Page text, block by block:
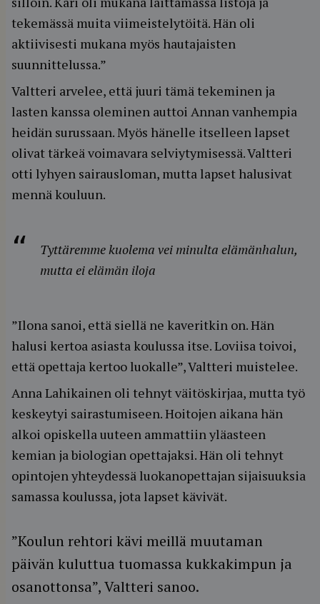
tekemässä muita viimeistelytöitä. Hän oli
aktiivisesti mukana myös hautajaisten
suunnittelussa.”
Valtteri arvelee, että juuri tämä tekeminen ja
lasten kanssa oleminen auttoi Annan vanhempia
heidän surussaan. Myös hänelle itselleen lapset
olivat tärkeä voimavara selviytymisessä. Valtteri
otti lyhyen sairausloman, mutta lapset halusivat
mennä kouluun.
Tyttäremme kuolema vei minulta elämänhalun,
mutta ei elämän iloja
”Ilona sanoi, että siellä ne kaveritkin on. Hän
halusi kertoa asiasta koulussa itse. Loviisa toivoi,
että opettaja kertoo luokalle”, Valtteri muistelee.
Anna Lahikainen oli tehnyt väitöskirjaa, mutta työ
keskeytyi sairastumiseen. Hoitojen aikana hän
alkoi opiskella uuteen ammattiin yläasteen
kemian ja biologian opettajaksi. Hän oli tehnyt
opintojen yhteydessä luokanopettajan sijaisuuksia
samassa koulussa, jota lapset kävivät.
”Koulun rehtori kävi meillä muutaman
päivän kuluttua tuomassa kukkakimpun ja
osanottonsa”, Valtteri sanoo.